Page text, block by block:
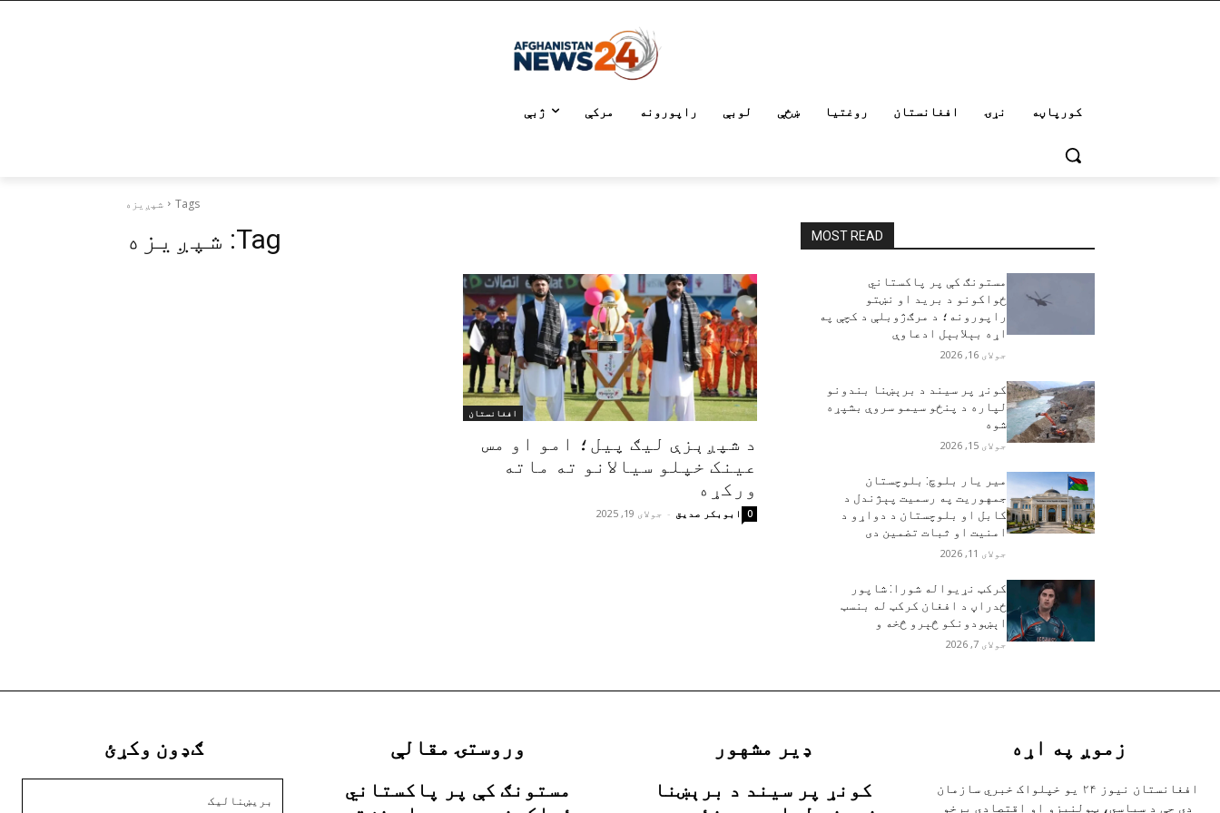
کورپاڼه نړۍ افغانستان روغتیا ښځې لوبې راپورونه مرکې ژبې
Tags شپږیزه
Tag: شپږیزه
افغانستان
د شپږېزې ليګ پيل؛ امو او مس
عينک خپلو سيالانو ته ماته
ورکړه
ابوبکر صدیق - جولای 19, 2025 0
MOST READ
مستونګ کې پر پاکستاني
ځواکونو د برید او نښتو
راپورونه؛ د مرګ‌ژوبلې د کچې په
اړه بېلابېل ادعاوې
جولای 16, 2026
کونړ پر سیند د برېښنا بندونو
لپاره د پنځو سیمو سروې بشپړه
شوه
جولای 15, 2026
مير يار بلوچ: بلوچستان
جمهوریت په رسمیت پېژندل د
کابل او بلوچستان د دواړو د
امنیت او ثبات تضمین دی
جولای 11, 2026
کرکټ نړيواله شورا: شاپور
ځدراڼ د افغان کرکټ له بنسټ
اېښودونکو څېرو څخه و
جولای 7, 2026
ګډون وکړئ وروستۍ مقالې
مستونګ کې پر پاکستاني
ډیر مشهور
کونړ پر سیند د برېښنا
زموږ په اړه
افغانستان نیوز ۲۴ یو خپلواک خبري سازمان
دی چې د سیاسي، ټولنیزو او اقتصادي برخو